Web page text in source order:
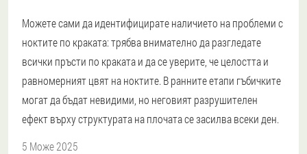
Можете сами да идентифицирате наличието на проблеми с
ноктите по краката: трябва внимателно да разгледате
всички пръсти по краката и да се уверите, че целостта и
равномерният цвят на ноктите. В ранните етапи гъбичките
могат да бъдат невидими, но неговият разрушителен
ефект върху структурата на плочата се засилва всеки ден.
5 Може 2025